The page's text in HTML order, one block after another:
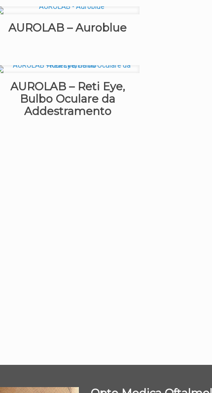
AUROLAB – Auroblue
AUROLAB – Reti Eye,
Bulbo Oculare da
Addestramento